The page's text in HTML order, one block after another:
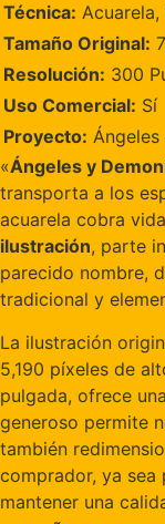
Técnica:
Tamaño Original:
Resolución: 300
Uso Comercial: Sí
Proyecto:
«Ángeles y
transporta a los
acuarela cobra
ilustración, parte
parecido nombre,
tradicional y
La ilustración
5,190 píxeles de
pulgada, ofrece
generoso permite
también
comprador, ya
mantener una